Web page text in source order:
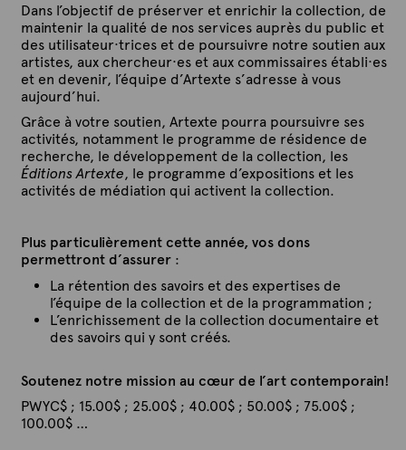
Dans l’objectif de préserver et enrichir la collection, de
maintenir la qualité de nos services auprès du public et
des utilisateur·trices et de poursuivre notre soutien aux
artistes, aux chercheur·es et aux commissaires établi·es
et en devenir, l’équipe d’Artexte s’adresse à vous
aujourd’hui.
Grâce à votre soutien, Artexte pourra poursuivre ses
activités, notamment le programme de résidence de
recherche, le développement de la collection, les
Éditions Artexte, le programme d’expositions et les
activités de médiation qui activent la collection.
Plus particulièrement cette année, vos dons
permettront d’assurer:
La rétention des savoirs et des expertises de
l’équipe de la collection et de la programmation ;
L’enrichissement de la collection documentaire et
des savoirs qui y sont créés.
Soutenez notre mission au cœur de l’art contemporain!
PWYC$ ; 15.00$ ; 25.00$ ; 40.00$ ; 50.00$ ; 75.00$ ;
100.00$ …